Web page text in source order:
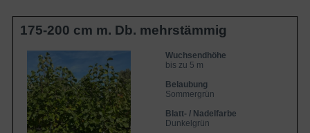
175-200 cm m. Db. mehrstämmig
Wuchsendhöhe
bis zu 5 m
Belaubung
Sommergrün
Blatt- / Nadelfarbe
Dunkelgrün